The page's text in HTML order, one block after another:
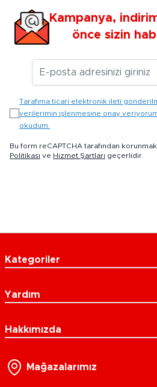
Kampanya,
önce sizin
E-
Tarafıma ticari elektronik ileti
verilerimin işlenmesine onay
okudum.
Bu form reCAPTCHA tarafından
Politikası ve Hizmet Şartları geçerlidir.
Kategoriler
Yardım
Hakkımızda
Mağazalarımız